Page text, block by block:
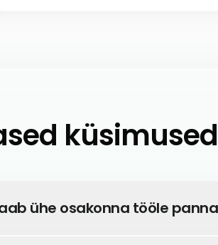
küsimused
ühe osakonna tööle